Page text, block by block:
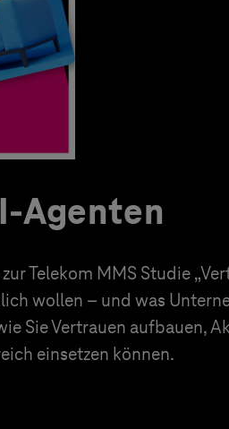
Agenten
Telekom MMS Studie
wollen – und was
Sie Vertrauen aufbauen,
einsetzen können.